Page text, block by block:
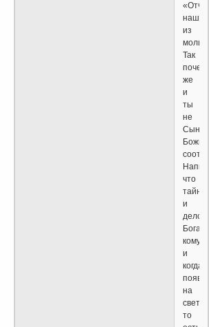
«Отче
наш»
из
Так
же
и
ты
не
Сын
Божий
что
тайна
и
дело
Бога:
кому
и
когда
на
свете,
то